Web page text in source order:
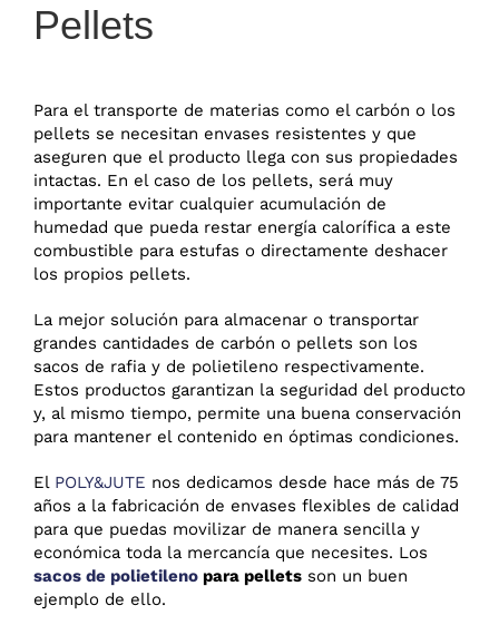
Pellets
Para el transporte de materias como el carbón o los
pellets se necesitan envases resistentes y que
aseguren que el producto llega con sus propiedades
intactas. En el caso de los pellets, será muy
importante evitar cualquier acumulación de
humedad que pueda restar energía calorífica a este
combustible para estufas o directamente deshacer
los propios pellets.
La mejor solución para almacenar o transportar
grandes cantidades de carbón o pellets son los
sacos de rafia y de polietileno respectivamente.
Estos productos garantizan la seguridad del producto
y, al mismo tiempo, permite una buena conservación
para mantener el contenido en óptimas condiciones.
El POLY&JUTE nos dedicamos desde hace más de 75
años a la fabricación de envases flexibles de calidad
para que puedas movilizar de manera sencilla y
económica toda la mercancía que necesites. Los
sacos de polietileno para pellets son un buen
ejemplo de ello.